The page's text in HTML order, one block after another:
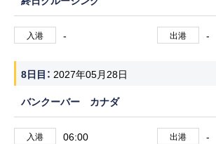
入港 - 出港 -
8日目
2027年05月28日
バンクーバー カナダ
入港 06:00 出港 -